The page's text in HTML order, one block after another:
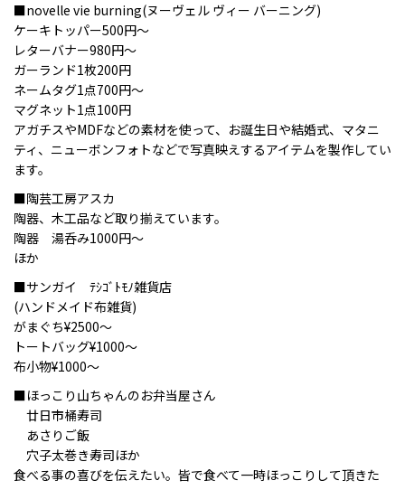
■novelle vie burning(ヌーヴェル ヴィー バーニング)
ケーキトッパー500円〜
レターバナー980円〜
ガーランド1枚200円
ネームタグ1点700円〜
マグネット1点100円
アガチスやMDFなどの素材を使って、お誕生日や結婚式、マタニ
ティ、ニューボンフォトなどで写真映えするアイテムを製作してい
ます。
■陶芸工房アスカ
陶器、木工品など取り揃えています。
陶器 湯呑み1000円〜
ほか
■サンガイ ﾃｼｺﾞﾄﾓﾉ雑貨店
(ハンドメイド布雑貨)
がまぐち¥2500〜
トートバッグ¥1000〜
布小物¥1000〜
■ほっこり山ちゃんのお弁当屋さん
廿日市桶寿司
あさりご飯
穴子太巻き寿司ほか
食べる事の喜びを伝えたい。皆で食べて一時ほっこりして頂きた